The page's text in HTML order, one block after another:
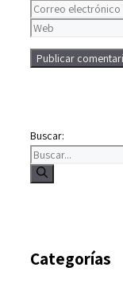
Buscar:
Categorías